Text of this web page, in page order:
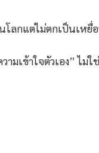
นโลกแต่ไม่ตกเป็นเหยื่
ามเข้าใจตัวเอง” ไม่